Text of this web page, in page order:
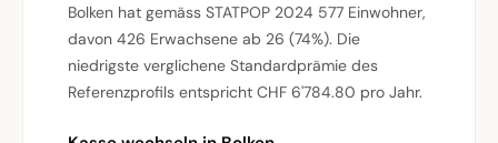
Bolken hat gemäss STATPOP 2024 577 Einwohner,
davon 426 Erwachsene ab 26 (74%). Die
niedrigste verglichene Standardprämie des
Referenzprofils entspricht CHF 6'784.80 pro Jahr.